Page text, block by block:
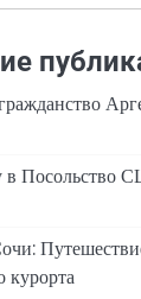
в Посольство
курорта